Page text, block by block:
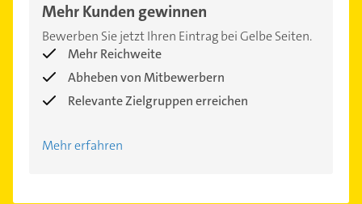
Mehr Kunden gewinnen
Bewerben Sie jetzt Ihren Eintrag bei Gelbe Seiten.
Mehr Reichweite
Abheben von Mitbewerbern
Relevante Zielgruppen erreichen
Mehr erfahren